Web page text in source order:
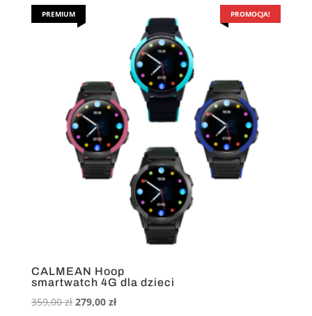
PREMIUM PROMOCJA!
CALMEAN Hoop
smartwatch 4G dla dzieci
359,00zł Pierwotna
279,00 złAktualna